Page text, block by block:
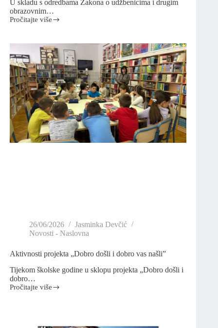
U skladu s odredbama Zakona o udžbenicima i drugim
obrazovnim…
Pročitajte više
26/06/2026
Jasminka Devčić
Novosti - Naslovna
Aktivnosti projekta „Dobro došli i dobro vas našli”
Tijekom školske godine u sklopu projekta „Dobro došli i
dobro…
Pročitajte više